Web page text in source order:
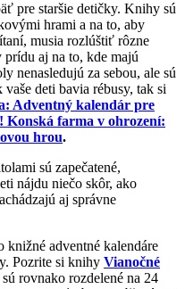
pre staršie detičky. Knihy sú
hrami a na to, aby
musia rozlúštiť rôzne
aj na to, kde majú
nenasledujú za sebou, ale sú
deti bavia rébusy, tak si
Adventný kalendár pre
Konská farma v ohrození:
hrou.
sú zapečatené,
nájdu niečo skôr, ako
aj správne
adventné kalendáre
Pozrite si knihy Vianočné
rovnako rozdelené na 24